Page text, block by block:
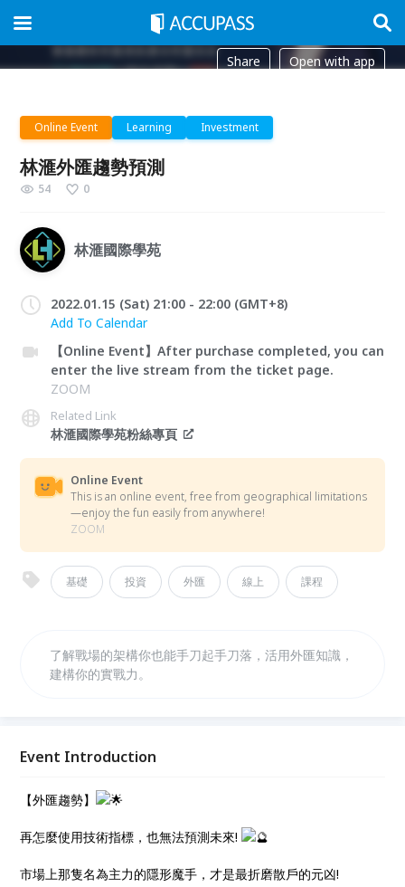
Share Open with app
Online Event Learning Investment
林滙外匯趨勢預測
54 0
林滙國際學苑
2022.01.15 (Sat) 21:00 - 22:00 (GMT+8)
Add To Calendar
【Online Event】After purchase completed, you can
enter the live stream from the ticket page.
ZOOM
Related Link
林滙國際學苑粉絲專頁
Online Event
This is an online event, free from geographical limitations
—enjoy the fun easily from anywhere!
ZOOM
基礎 投資 外匯 線上 課程
了解戰場的架構你也能手刀起手刀落，活用外匯知識，
建構你的實戰力。
Event Introduction
【外匯趨勢】
再怎麼使用技術指標，也無法預測未來!
市場上那隻名為主力的隱形魔手，才是最折磨散戶的元凶!